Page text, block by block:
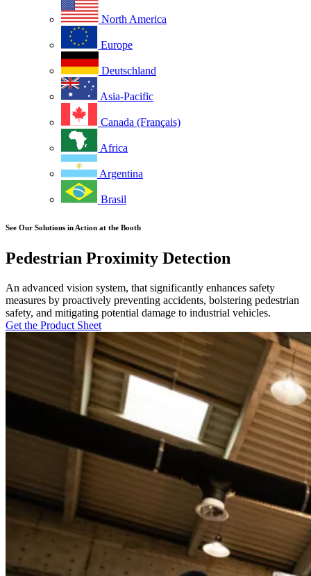
North America
Europe
Deutschland
Asia-Pacific
Canada (Français)
Africa
Argentina
Brasil
See Our Solutions in Action at the Booth
Pedestrian Proximity Detection
An advanced vision system, that significantly enhances safety
measures by proactively preventing accidents, bolstering pedestrian
safety, and mitigating potential damage to industrial vehicles.
Get the Product Sheet